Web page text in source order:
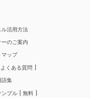
ル活用方法
ーのご案内
マップ
よくある質問
語集
ンプル
無料